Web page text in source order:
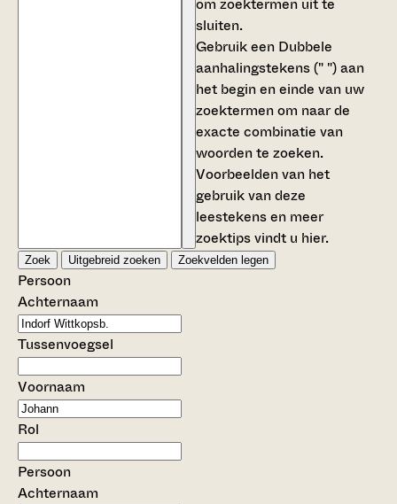
sluiten.
Gebruik een Dubbele
aanhalingstekens (" ")aan
het begin en einde van uw
zoektermen om naar de
exacte combinatie van
woorden te zoeken.
Voorbeelden van het
gebruik van deze
leestekens en meer
zoektips vindt u hier.
Zoek Uitgebreid zoeken Zoekvelden legen
Persoon
Achternaam
Tussenvoegsel
Voornaam
Rol
Persoon
Achternaam